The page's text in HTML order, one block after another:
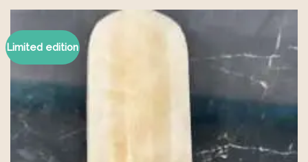
Limited edition